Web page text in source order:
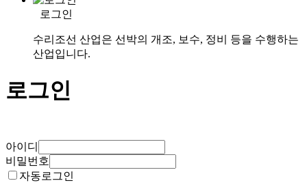
로그인
수리조선 산업은 선박의 개조, 보수, 정비 등을 수행하는
산업입니다.
로그인
아이디
비밀번호
자동로그인